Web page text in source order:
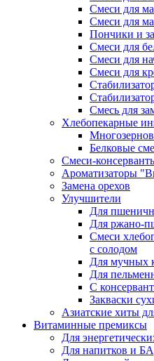
Смеси для
Смеси для
Пончики и
Cмеси для
Смеси для
Смеси для
Смесь для
Хлебопекарные
Белковые
Смеси-
Ароматизаторы
Замена орехов
Улучшители
Для
Для ржано-
Смеси
с солодом
Для мучных
Для
С
Закваски
Азиатские хиты
Витаминные премиксы
Для
Для напитков и